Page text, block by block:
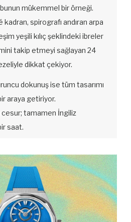
mükemmel bir örneği.
spirografı andıran arpa
yeşili kılıç şeklindeki ibreler
takip etmeyi sağlayan 24
dikkat çekiyor.
dokunuş ise tüm tasarımı
araya getiriyor.
tamamen İngiliz
saat.